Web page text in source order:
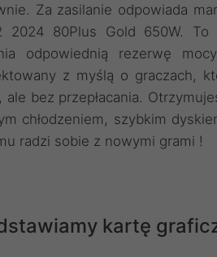
Za zasilanie odpowiada
2024 80Plus Gold 650W. To
odpowiednią rezerwę
z myślą o graczach,
ale bez przepłacania.
chłodzeniem, szybkim
radzi sobie z nowymi grami !
kartę